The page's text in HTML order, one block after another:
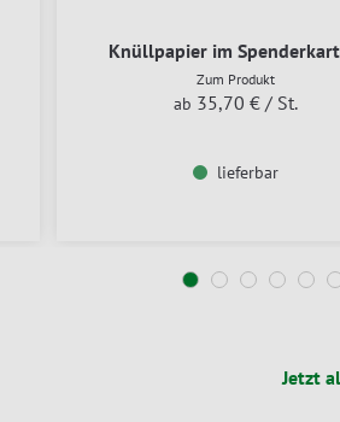
Knüllpapier im
Zum Produkt
ab 35,70 € / St.
lieferbar
Jetzt